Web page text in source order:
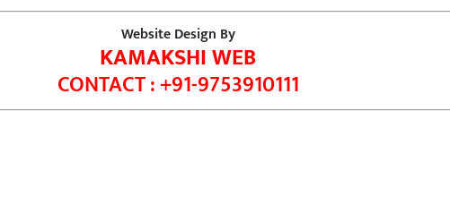
Website Design By
KAMAKSHI WEB
CONTACT : +91-9753910111